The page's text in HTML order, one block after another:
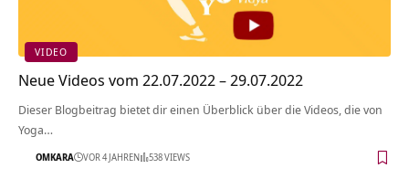
VIDEO
Neue Videos vom 22.07.2022 – 29.07.2022
Dieser Blogbeitrag bietet dir einen Überblick über die Videos, die von
Yoga…
OMKARA VOR 4 JAHREN 538 VIEWS